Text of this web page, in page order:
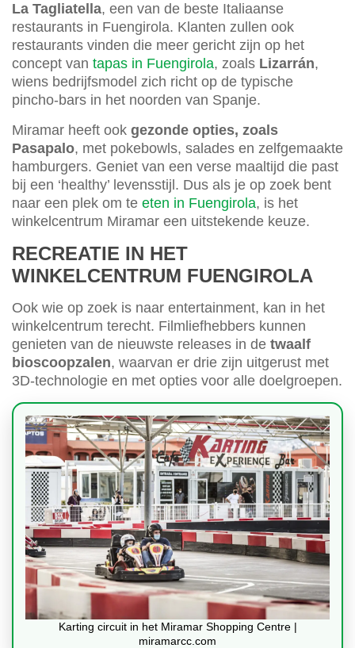
La Tagliatella, een van de beste Italiaanse
restaurants in Fuengirola. Klanten zullen ook
restaurants vinden die meer gericht zijn op het
concept van tapas in Fuengirola, zoals Lizarrán,
wiens bedrijfsmodel zich richt op de typische
pincho-bars in het noorden van Spanje.
Miramar heeft ook gezonde opties, zoals
Pasapalo, met pokebowls, salades en zelfgemaakte
hamburgers. Geniet van een verse maaltijd die past
bij een ‘healthy’ levensstijl. Dus als je op zoek bent
naar een plek om te eten in Fuengirola, is het
winkelcentrum Miramar een uitstekende keuze.
RECREATIE IN HET
WINKELCENTRUM FUENGIROLA
Ook wie op zoek is naar entertainment, kan in het
winkelcentrum terecht. Filmliefhebbers kunnen
genieten van de nieuwste releases in de twaalf
bioscoopzalen, waarvan er drie zijn uitgerust met
3D-technologie en met opties voor alle doelgroepen.
Karting circuit in het Miramar Shopping Centre |
miramarcc.com